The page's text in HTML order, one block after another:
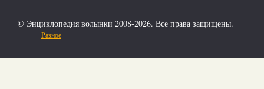
© Энциклопедия волынки 2008-2026. Все права защищены.
Разное